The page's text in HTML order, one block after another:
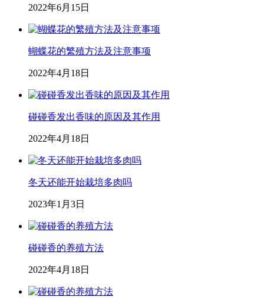
2022年6月15日
蝴蝶花的繁殖方法及注意事项
2022年4月18日
碰碰香发出香味的原因及其作用
2022年4月18日
冬天还能开始栽培多肉吗
2023年1月3日
碰碰香的养殖方法
2022年4月18日